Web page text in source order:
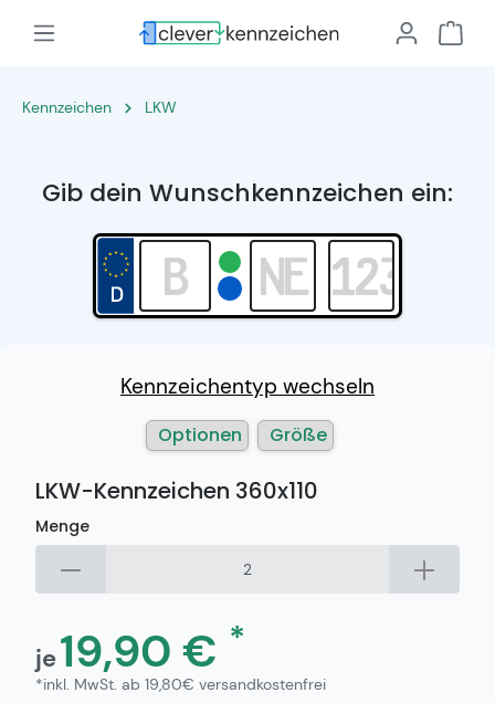
Kennzeichen LKW
Gib dein Wunschkennzeichen ein:
Kennzeichentyp wechseln
Optionen Größe
LKW-Kennzeichen 360x110
Menge
je19,90 € *
*inkl. MwSt. ab 19,80€ versandkostenfrei